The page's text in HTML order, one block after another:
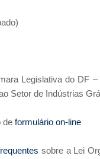
Legislativa do DF
Setor de Indústrias
de formulário on-line
sobre a Lei